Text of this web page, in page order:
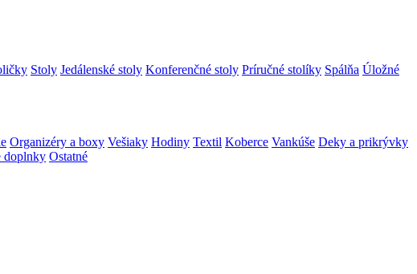
Stoly Jedálenské stoly Konferenčné stoly Príručné stolíky Spálňa Úložné
Organizéry a boxy Vešiaky Hodiny Textil Koberce Vankúše Deky a prikrývky
doplnky Ostatné